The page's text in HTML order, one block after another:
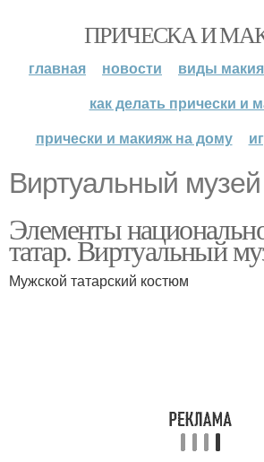
ПРИЧЕСКА И
главная новости
виды
как делать прически и
прически и макияж на дому
Виртуальный музей
Элементы
татар. Виртуальный
Мужской татарский костюм